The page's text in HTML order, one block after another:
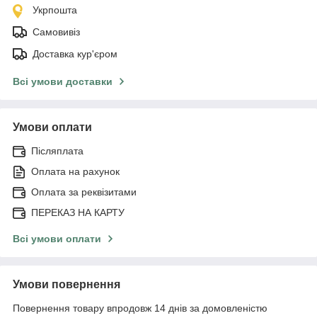
Укрпошта
Самовивіз
Доставка кур'єром
Всі умови доставки
Умови оплати
Післяплата
Оплата на рахунок
Оплата за реквізитами
ПЕРЕКАЗ НА КАРТУ
Всі умови оплати
Умови повернення
Повернення товару впродовж 14 днів за домовленістю